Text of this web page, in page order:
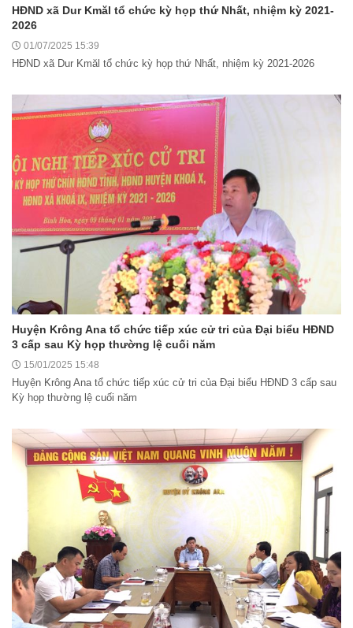
HĐND xã Dur Kmăl tổ chức kỳ họp thứ Nhất, nhiệm kỳ 2021-
2026
01/07/2025 15:39
HĐND xã Dur Kmăl tổ chức kỳ họp thứ Nhất, nhiệm kỳ 2021-2026
Huyện Krông Ana tổ chức tiếp xúc cử tri của Đại biểu HĐND
3 cấp sau Kỳ họp thường lệ cuối năm
15/01/2025 15:48
Huyện Krông Ana tổ chức tiếp xúc cử tri của Đại biểu HĐND 3 cấp sau
Kỳ họp thường lệ cuối năm